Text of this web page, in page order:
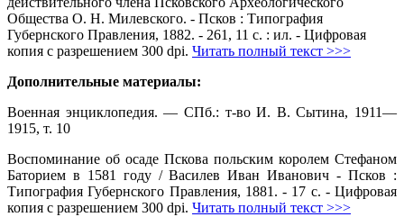
Общества О. Н. Милевского. - Псков : Типография
Губернского Правления, 1882. - 261, 11 с. : ил. - Цифровая
копия с разрешением 300 dpi. Читать полный текст >>>
Дополнительные материалы:
Военная энциклопедия. — СПб.: т-во И. В. Сытина, 1911—
1915, т. 10
Воспоминание об осаде Пскова польским королем Стефаном
Баторием в 1581 году / Василев Иван Иванович - Псков :
Типография Губернского Правления, 1881. - 17 с. - Цифровая
копия с разрешением 300 dpi. Читать полный текст >>>